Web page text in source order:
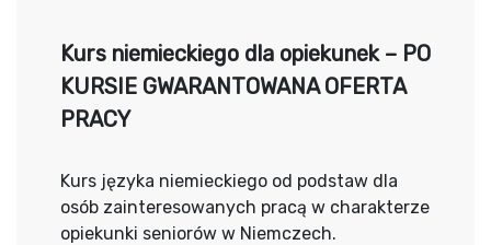
Kurs niemieckiego dla opiekunek – PO
KURSIE GWARANTOWANA OFERTA
PRACY
Kurs języka niemieckiego od podstaw dla
osób zainteresowanych pracą w charakterze
opiekunki seniorów w Niemczech.